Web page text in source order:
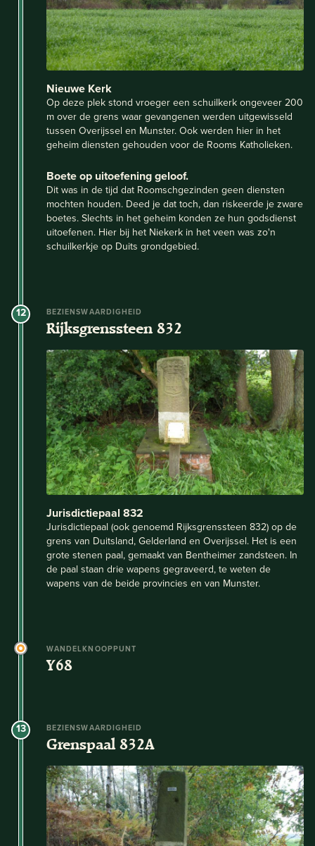
Nieuwe Kerk
Op deze plek stond vroeger een schuilkerk ongeveer 200
m over de grens waar gevangenen werden uitgewisseld
tussen Overijssel en Munster. Ook werden hier in het
geheim diensten gehouden voor de Rooms Katholieken.
Boete op uitoefening geloof.
Dit was in de tijd dat Roomschgezinden geen diensten
mochten houden. Deed je dat toch, dan riskeerde je zware
boetes. Slechts in het geheim konden ze hun godsdienst
uitoefenen. Hier bij het Niekerk in het veen was zo'n
schuilkerkje op Duits grondgebied.
12 BEZIENSWAARDIGHEID
Rijksgrenssteen 832
Jurisdictiepaal 832
Jurisdictiepaal (ook genoemd Rijksgrenssteen 832) op de
grens van Duitsland, Gelderland en Overijssel. Het is een
grote stenen paal, gemaakt van Bentheimer zandsteen. In
de paal staan drie wapens gegraveerd, te weten de
wapens van de beide provincies en van Munster.
WANDELKNOOPPUNT
Y68
13 BEZIENSWAARDIGHEID
Grenspaal 832A